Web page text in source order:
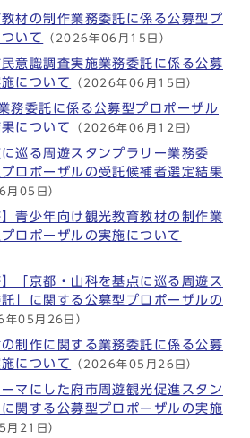
材の制作業務委託に係る公募型プ
いて
（2026年06月15日）
意識調査実施業務委託に係る公募
について
（2026年06月15日）
務委託に係る公募型プロポーザル
について
（2026年06月12日）
に巡る周遊スタンプラリー業務委
ロポーザルの受託候補者選定結果
月05日）
】青少年向け観光教育教材の制作業
ロポーザルの実施について
「京都・山科を基点に巡る周遊ス
」に関する公募型プロポーザルの
年05月26日）
制作に関する業務委託に係る公募
について
（2026年05月26日）
ーマにした府市周遊観光促進スタン
関する公募型プロポーザルの実施
月21日）